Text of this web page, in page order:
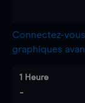
Connectez-
graphiques
1 Heure
-